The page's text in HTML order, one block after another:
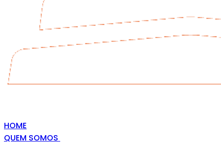
HOME
QUEM SOMOS